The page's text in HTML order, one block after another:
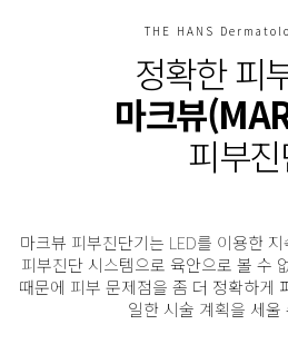
THE HANS
정확한 피
마크뷰
피부
마크뷰 피부진단기는 LED를 이용한
피부진단 시스템으로 육안으로 볼 수
때문에 피부 문제점을 좀 더 정확하게
일한 시술 계획을 세울